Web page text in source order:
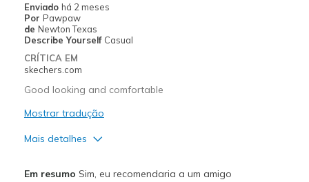
Special Occasions
Width
Sizing
View On Shoes
I'm Into Shoes
Enviado há 2 meses
Por Pawpaw
de Newton Texas
Describe Yourself Casual
CRÍTICA EM
skechers.com
Good looking and comfortable
Mostrar tradução
Mais detalhes
Em resumo Sim, eu recomendaria a um amigo